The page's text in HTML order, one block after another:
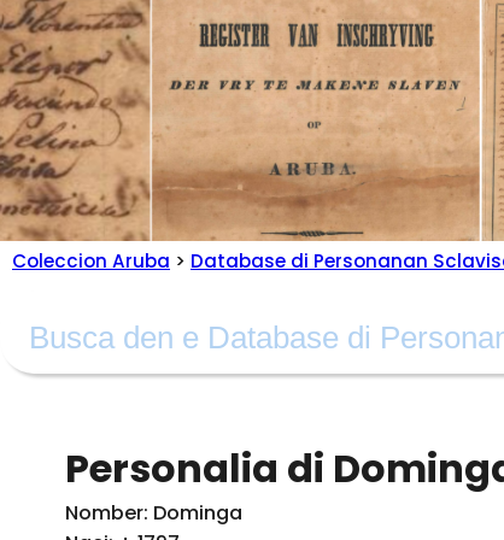
Coleccion Aruba > Database di Personanan
Personalia di
Nomber: Dominga